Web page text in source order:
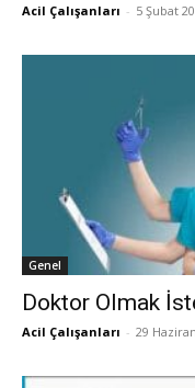
Acil Çalışanları - 5 Şubat
Genel
Doktor Olmak
Acil Çalışanları - 29